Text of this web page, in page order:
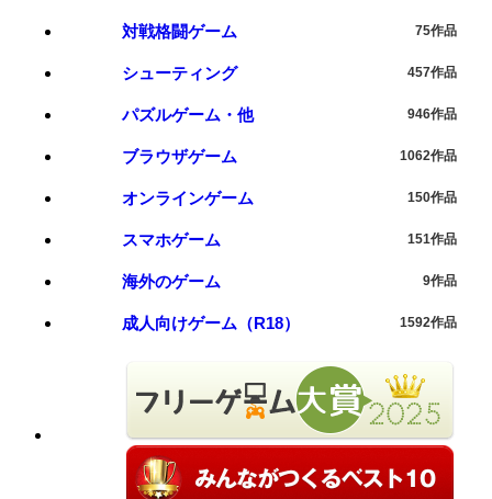
対戦格闘ゲーム 75作品
シューティング 457作品
パズルゲーム・他 946作品
ブラウザゲーム 1062作品
オンラインゲーム 150作品
スマホゲーム 151作品
海外のゲーム 9作品
成人向けゲーム（R18） 1592作品